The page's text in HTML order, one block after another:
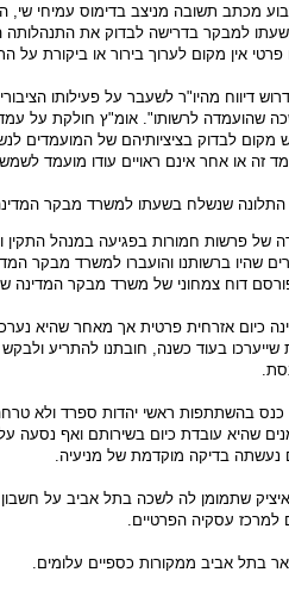
מכתב תשובה מניצב בדימוס עמיחי שי,
למבקר בדרישה לבדוק את התנהלותה
אין מקום לערוך בירור או ביקורת על
דיווח מהיו"ר לשעבר על פעילותו
שהועמדה לרשותו". אומ"ץ חולקת על
מקום לבדוק בציציותיהם של המועמדים
זה או אחר אינם ראויים עודו מועמד
שנשלח בשעתו למשרד מבקר
של פרשות חמורות בפגיעה במנהל התקין
שהיו ברשותנו והועברו למשרד מבקר
דוח צמחוני של משרד מבקר המדינה
כיום אזרחית פרטית אך מאחר שהיא
שייערכו בעוד כשנה, חובתנו להתריע
כנס בהשתתפות ראשי יהדות ספרד ולא
שהיא עובדת כיום בשירותם ואף נסעה
בדיקה מוקדמת של מניעיה.
שתמומן לה לשכה בתל אביב על
עסקיה הפרטיים.
בתל אביב ממקורות כספיים עלומים.